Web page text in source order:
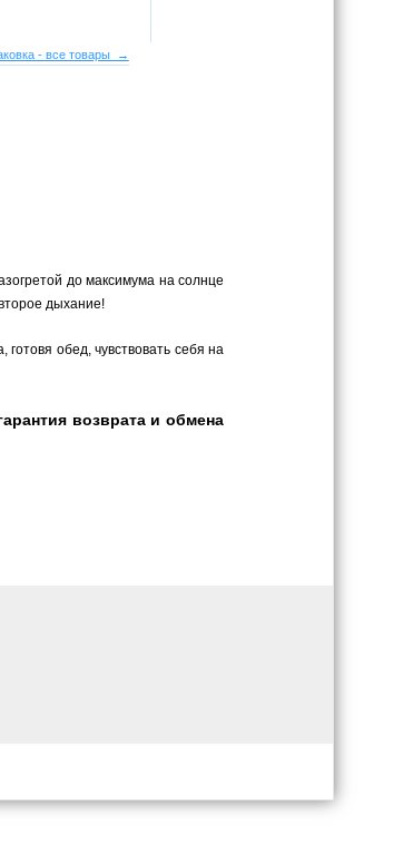
- все товары →
до максимума на солнце
дыхание!
обед, чувствовать себя на
возврата и обмена